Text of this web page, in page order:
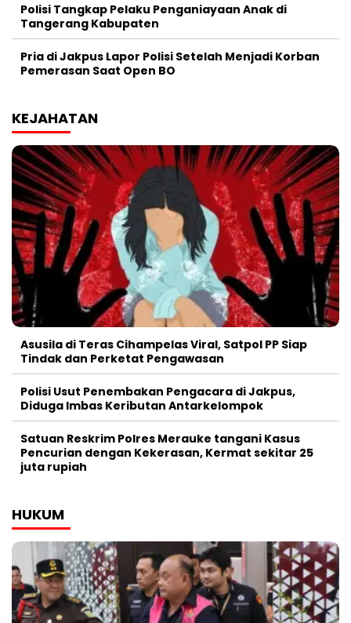
Polisi Tangkap Pelaku Penganiayaan Anak di
Tangerang Kabupaten
Pria di Jakpus Lapor Polisi Setelah Menjadi Korban
Pemerasan Saat Open BO
KEJAHATAN
Asusila di Teras Cihampelas Viral, Satpol PP Siap
Tindak dan Perketat Pengawasan
Polisi Usut Penembakan Pengacara di Jakpus,
Diduga Imbas Keributan Antarkelompok
Satuan Reskrim Polres Merauke tangani Kasus
Pencurian dengan Kekerasan, Kermat sekitar 25
juta rupiah
HUKUM